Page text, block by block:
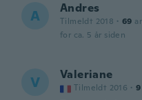
A Andres
Tilmeldt 2018 · 69
for ca. 5 år siden
V Valeriane
Tilmeldt 2016 · 9